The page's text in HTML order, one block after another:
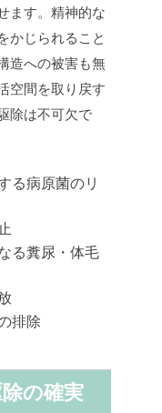
ます。精神的な
かじられること
造への被害も無
空間を取り戻す
除は不可欠で
る病原菌のリ
る糞尿・体毛
排除
の確実